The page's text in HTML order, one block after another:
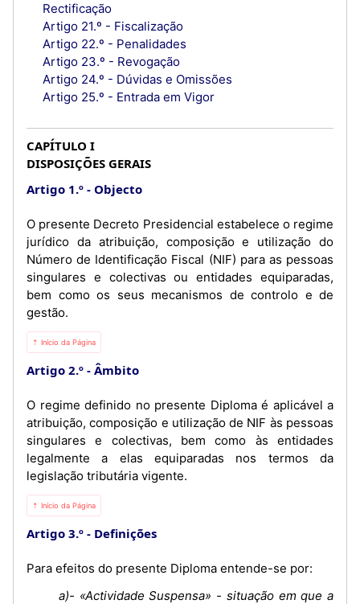
Rectificação
Artigo 21.º - Fiscalização
Artigo 22.º - Penalidades
Artigo 23.º - Revogação
Artigo 24.º - Dúvidas e Omissões
Artigo 25.º - Entrada em Vigor
CAPÍTULO I
DISPOSIÇÕES GERAIS
Artigo 1.º
Objecto
O presente Decreto Presidencial estabelece o regime
jurídico da atribuição, composição e utilização do
Número de Identificação Fiscal (NIF) para as pessoas
singulares e colectivas ou entidades equiparadas,
bem como os seus mecanismos de controlo e de
gestão.
⇡ Início da Página
Artigo 2.º Âmbito
O regime definido no presente Diploma é aplicável a
atribuição, composição e utilização de NIF às pessoas
singulares e colectivas, bem como às entidades
legalmente a elas equiparadas nos termos da
legislação tributária vigente.
⇡ Início da Página
Artigo 3.º Definições
Para efeitos do presente Diploma entende-se por:
a)- «Actividade Suspensa» - situação em que a